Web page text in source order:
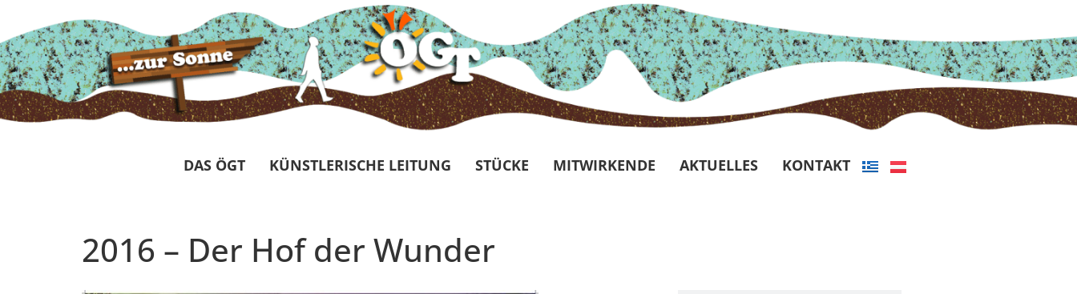
DAS ÖGT KÜNSTLERISCHE LEITUNG STÜCKE MITWIRKENDE AKTUELLES KONTAKT
2016 – Der Hof der Wunder